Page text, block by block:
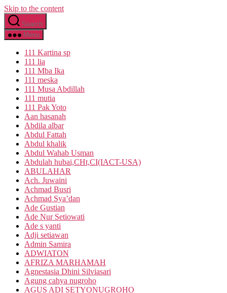
Skip to the content
Search
Menu
111 Kartina sp
111 lia
111 Mba Ika
111 meska
111 Musa Abdillah
111 mutia
111 Pak Yoto
Aan hasanah
Abdila albar
Abdul Fattah
Abdul khalik
Abdul Wahab Usman
Abdulah hubai,CHt,CI(IACT-USA)
ABULAHAR
Ach. Juwaini
Achmad Busri
Achmad Sya’dan
Ade Gustian
Ade Nur Setiowati
Ade s yanti
Adji setiawan
Admin Samira
ADWIATON
AFRIZA MARHAMAH
Agnestasia Dhini Silviasari
Agung cahya nugroho
AGUS ADI SETYONUGROHO